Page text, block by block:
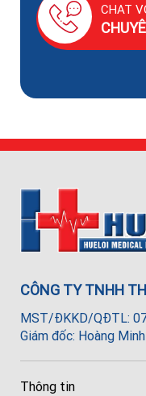
CHAT
CÔNG TY TNHH
MST/ĐKKD/QĐTL:
Giám đốc: Hoàng
Thông tin